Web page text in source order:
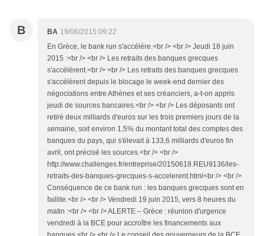
B BA 19/06/2015 09:22
En Grèce, le bank run s'accélère.<br /> <br /> Jeudi 18 juin
2015 :<br /> <br /> Les retraits des banques grecques
s'accélèrent.<br /> <br /> Les retraits des banques grecques
s'accélèrent depuis le blocage le week-end dernier des
négociations entre Athènes et ses créanciers, a-t-on appris
jeudi de sources bancaires.<br /> <br /> Les déposants ont
retiré deux milliards d'euros sur les trois premiers jours de la
semaine, soit environ 1,5% du montant total des comptes des
banques du pays, qui s'élevait à 133,6 milliards d'euros fin
avril, ont précisé les sources.<br /> <br />
http://www.challenges.fr/entreprise/20150618.REU9136/les-
retraits-des-banques-grecques-s-accelerent.html<br /> <br />
Conséquence de ce bank run : les banques grecques sont en
faillite.<br /> <br /> Vendredi 19 juin 2015, vers 8 heures du
matin :<br /> <br /> ALERTE – Grèce : réunion d'urgence
vendredi à la BCE pour accroître les financements aux